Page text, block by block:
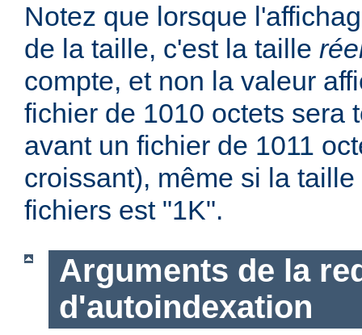
Notez que lorsque
de la taille, c'est la taille
compte, et non la valeur
fichier de 1010 octets sera
avant un fichier de 1011
croissant), même si la
fichiers est "1K".
Arguments de la
d'autoindexation